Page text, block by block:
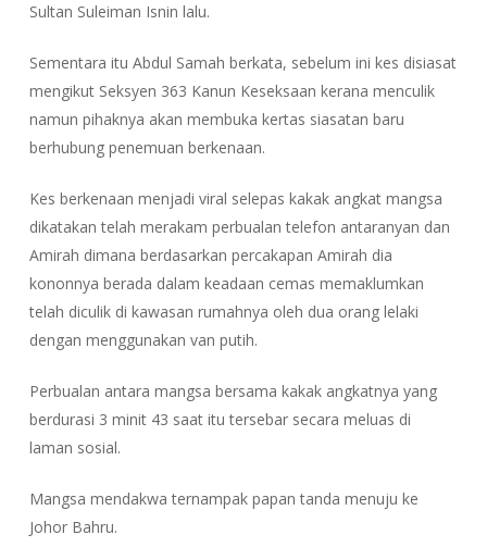
Sultan Suleiman Isnin lalu.
Sementara itu Abdul Samah berkata, sebelum ini kes disiasat
mengikut Seksyen 363 Kanun Keseksaan kerana menculik
namun pihaknya akan membuka kertas siasatan baru
berhubung penemuan berkenaan.
Kes berkenaan menjadi viral selepas kakak angkat mangsa
dikatakan telah merakam perbualan telefon antaranyan dan
Amirah dimana berdasarkan percakapan Amirah dia
kononnya berada dalam keadaan cemas memaklumkan
telah diculik di kawasan rumahnya oleh dua orang lelaki
dengan menggunakan van putih.
Perbualan antara mangsa bersama kakak angkatnya yang
berdurasi 3 minit 43 saat itu tersebar secara meluas di
laman sosial.
Mangsa mendakwa ternampak papan tanda menuju ke
Johor Bahru.